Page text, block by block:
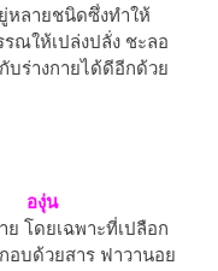
หลายชนิดซึ่งทำให้
รณให้เปล่งปลั่ง ชะลอ
บร่างกายได้ดีอีกด้วย
องุ่น
โดยเฉพาะที่เปลือก
อบด้วยสาร ฟาวานอย